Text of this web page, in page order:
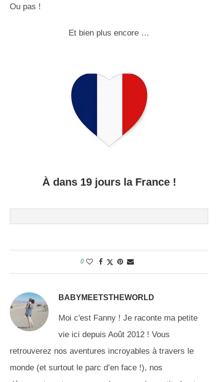
Ou pas !
Et bien plus encore …
À dans 19 jours la France !
0
BABYMEETSTHEWORLD
Moi c'est Fanny ! Je raconte ma petite
vie ici depuis Août 2012 ! Vous
retrouverez nos aventures incroyables à travers le
monde (et surtout le parc d’en face !), nos